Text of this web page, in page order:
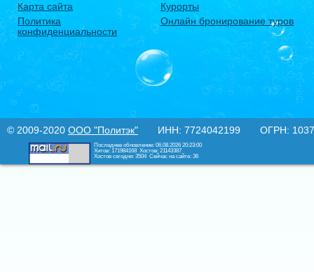
Карта сайта
Политика
конфиденциальности
Курорты
Онлайн бронирование туров
© 2009-2020 ООО "Политэк" ИНН: 7724042199 ОГРН:
Последнее обновление: 06.08.2026 20:23:00
Хитов: 171984168 Хостов: 21143387
Хостов сегодня: 3504 Сейчас на сайте: 36